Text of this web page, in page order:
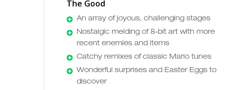
The Good
An array of joyous, challenging stages
Nostalgic melding of 8-bit art with more
recent enemies and items
Catchy remixes of classic Mario tunes
Wonderful surprises and Easter Eggs to
discover